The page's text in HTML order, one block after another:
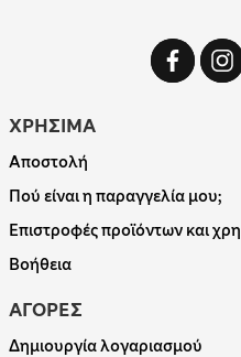
ΧΡΗΣΙΜΑ
Αποστολή
Πού είναι η παραγγελία μου;
Επιστροφές προϊόντων και
Βοήθεια
ΑΓΟΡΕΣ
Δημιουργία λογαριασμού